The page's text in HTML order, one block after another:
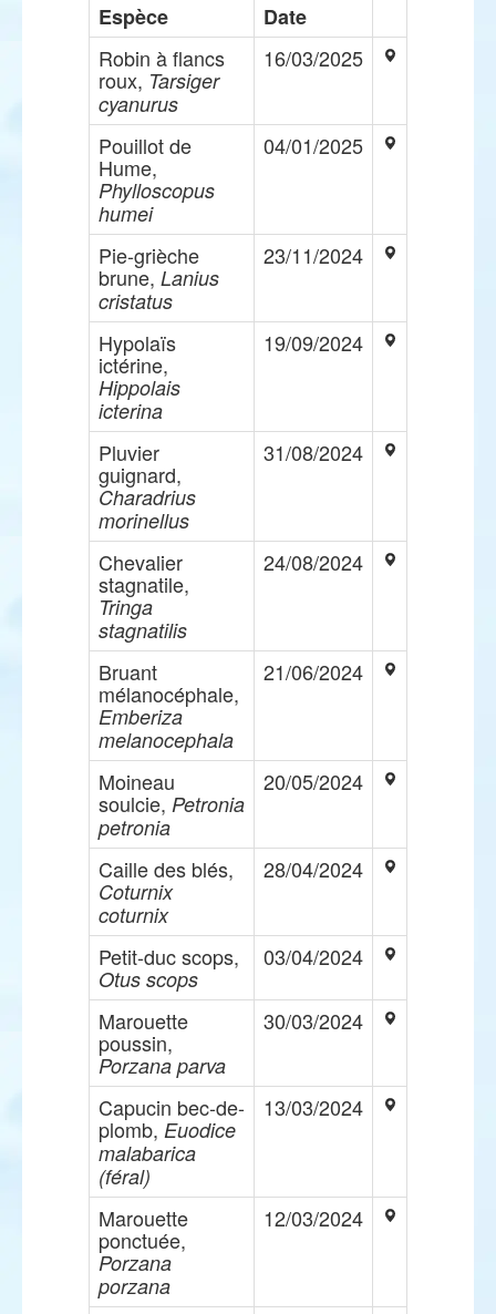
Espèce
Date
Robin à flancs
roux, Tarsiger
cyanurus
16/03/2025
Pouillot de
Hume,
Phylloscopus
humei
04/01/2025
Pie-grièche
brune, Lanius
cristatus
23/11/2024
Hypolaïs
ictérine,
Hippolais
icterina
19/09/2024
Pluvier
guignard,
Charadrius
morinellus
31/08/2024
Chevalier
stagnatile,
Tringa
stagnatilis
24/08/2024
Bruant
mélanocéphale,
Emberiza
melanocephala
21/06/2024
Moineau
soulcie, Petronia
petronia
20/05/2024
Caille des blés,
Coturnix
coturnix
28/04/2024
Petit-duc scops,
Otus scops
03/04/2024
Marouette
poussin,
Porzana parva
30/03/2024
Capucin bec-de-
plomb, Euodice
malabarica
(féral)
13/03/2024
Marouette
ponctuée,
Porzana
porzana
12/03/2024